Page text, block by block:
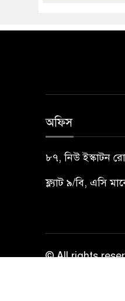
অফিস
৮৭, নিউ ইস্কাটন
ফ্ল্যাট ৯/বি, এসি
© All rights